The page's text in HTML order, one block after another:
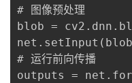
# 图像预处理
blob =
# 运行前向传播
outputs =